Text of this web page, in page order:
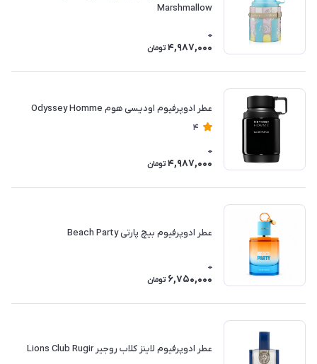
Marshmallow
0
4,987,000 تومان
عطر ادوپرفیوم اودیسی هوم Odyssey Homme
4
0
4,987,000 تومان
عطر ادوپرفیوم بیچ پارتی Beach Party
0
6,750,000 تومان
عطر ادوپرفیوم لاینز کلاب روجیر Lions Club Rugir